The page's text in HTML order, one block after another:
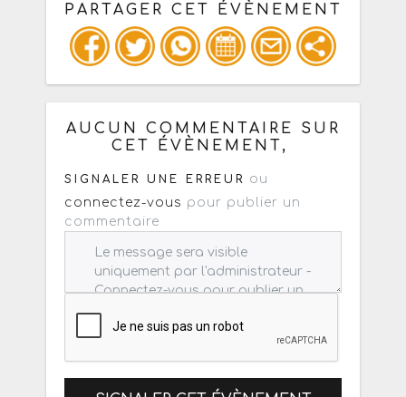
PARTAGER CET ÉVÈNEMENT
Copiez les infos ci-dessous pour un
: mail / forum / réseau social
AUCUN COMMENTAIRE SUR
CET ÉVÈNEMENT,
SIGNALER UNE ERREUR
ou
connectez-vous pour publier un
commentaire